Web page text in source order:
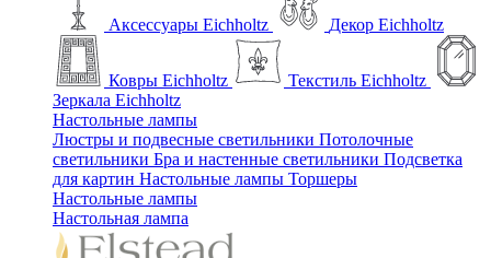
Аксессуары Eichholtz Декор Eichholtz
Ковры Eichholtz
Текстиль Eichholtz
Зеркала Eichholtz
Настольные лампы
Люстры и подвесные светильники Потолочные
светильники Бра и настенные светильники Подсветка
для картин Настольные лампы Торшеры
Настольные лампы
Настольная лампа